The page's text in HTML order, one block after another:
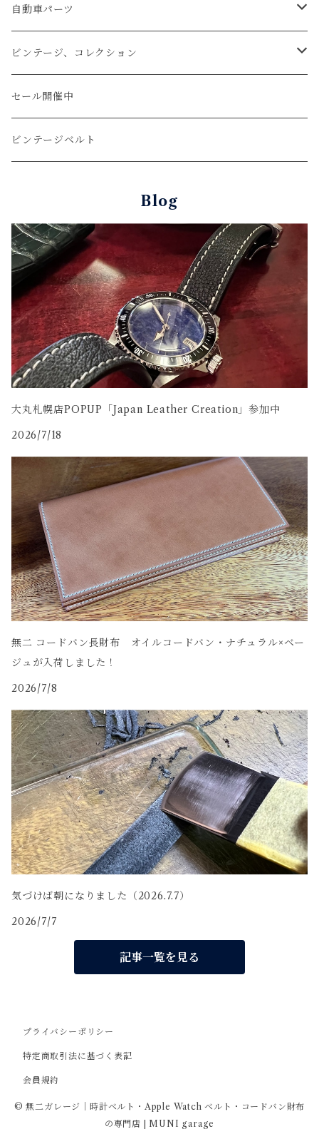
腕時計
キーケース
文字盤Mサイズ（φ33mm）
文字盤Sサイズ（φ26mm）
レザーウォレット
ロング
ショート
タバコケース
カードケース
ウォレットロープ
リザード
エレファント
ガルーシャ（エイ）
アリゲーター
コードバン
牛革
ミシンステッチ仕立て
自動車パーツ
ステアリング
シフトノブ
ビンテージ、コレクション
ウッドキーホルダー
ZIPPO/ジッポー・ライター
セール開催中
ビンテージベルト
Blog
大丸札幌店POPUP「Japan Leather Creation」参加中
2026/7/18
無二 コードバン長財布 オイルコードバン・ナチュラル×ベー
ジュが入荷しました！
2026/7/8
気づけば朝になりました（2026.7.7）
2026/7/7
記事一覧を見る
プライバシーポリシー
特定商取引法に基づく表記
会員規約
© 無二ガレージ｜時計ベルト・Apple Watch ベルト・コードバン財布
の専門店 | MUNI garage